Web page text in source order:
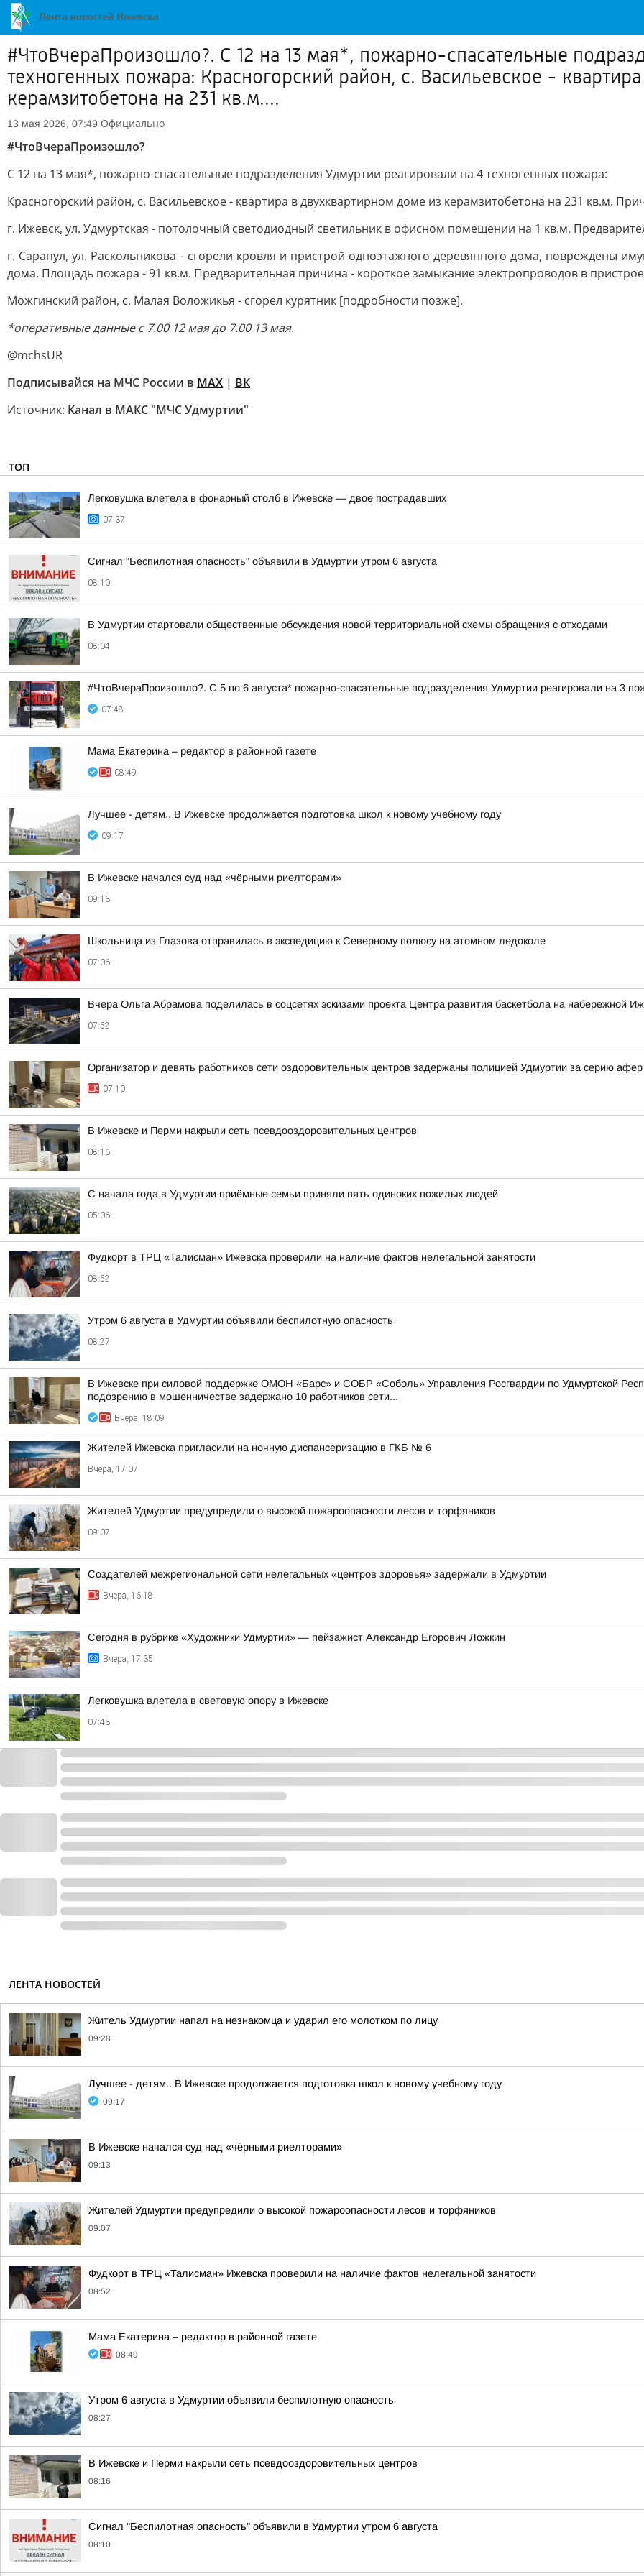
#ЧтоВчераПроизошло?. С 12 на 13 мая*, пожарно-спасательные
техногенных пожара: Красногорский район, с. Васильевское -
керамзитобетона на 231 кв.м....
13 мая 2026, 07:49 Официально
#ЧтоВчераПроизошло?
С 12 на 13 мая*, пожарно-спасательные подразделения Удмуртии реагировали на 4 техногенных пожара:
Красногорский район, с. Васильевское - квартира в двухквартирном доме из керамзитобетона на 231 кв.м.
г. Ижевск, ул. Удмуртская - потолочный светодиодный светильник в офисном помещении на 1 кв.м.
г. Сарапул, ул. Раскольникова - сгорели кровля и пристрой одноэтажного деревянного дома, повреждены
дома. Площадь пожара - 91 кв.м. Предварительная причина - короткое замыкание электропроводов в
Можгинский район, с. Малая Воложикья - сгорел курятник [подробности позже].
*оперативные данные с 7.00 12 мая до 7.00 13 мая.
@mchsUR
Подписывайся на МЧС России в MAX | ВК
Источник: Канал в МАКС "МЧС Удмуртии"
ТОП
Легковушка влетела в фонарный столб в Ижевске — двое пострадавших
07:37
Сигнал "Беспилотная опасность" объявили в Удмуртии утром 6 августа
08:10
В Удмуртии стартовали общественные обсуждения новой территориальной схемы обращения с отходами
08:04
#ЧтоВчераПроизошло?. С 5 по 6 августа* пожарно-спасательные подразделения Удмуртии реагировали на 3
07:48
Мама Екатерина – редактор в районной газете
08:49
Лучшее - детям.. В Ижевске продолжается подготовка школ к новому учебному году
09:17
В Ижевске начался суд над «чёрными риелторами»
09:13
Школьница из Глазова отправилась в экспедицию к Северному полюсу на атомном ледоколе
07:06
Вчера Ольга Абрамова поделилась в соцсетях эскизами проекта Центра развития баскетбола на набережной
07:52
Организатор и девять работников сети оздоровительных центров задержаны полицией Удмуртии за серию афер
07:10
В Ижевске и Перми накрыли сеть псевдооздоровительных центров
08:16
С начала года в Удмуртии приёмные семьи приняли пять одиноких пожилых людей
05:06
Фудкорт в ТРЦ «Талисман» Ижевска проверили на наличие фактов нелегальной занятости
08:52
Утром 6 августа в Удмуртии объявили беспилотную опасность
08:27
В Ижевске при силовой поддержке ОМОН «Барс» и СОБР «Соболь» Управления Росгвардии по Удмуртской
подозрению в мошенничестве задержано 10 работников сети...
Вчера, 18:09
Жителей Ижевска пригласили на ночную диспансеризацию в ГКБ № 6
Вчера, 17:07
Жителей Удмуртии предупредили о высокой пожароопасности лесов и торфяников
09:07
Создателей межрегиональной сети нелегальных «центров здоровья» задержали в Удмуртии
Вчера, 16:18
Сегодня в рубрике «Художники Удмуртии» — пейзажист Александр Егорович Ложкин
Вчера, 17:35
Легковушка влетела в световую опору в Ижевске
07:43
ЛЕНТА НОВОСТЕЙ
Житель Удмуртии напал на незнакомца и ударил его молотком по лицу
09:28
Лучшее - детям.. В Ижевске продолжается подготовка школ к новому учебному году
09:17
В Ижевске начался суд над «чёрными риелторами»
09:13
Жителей Удмуртии предупредили о высокой пожароопасности лесов и торфяников
09:07
Фудкорт в ТРЦ «Талисман» Ижевска проверили на наличие фактов нелегальной занятости
08:52
Мама Екатерина – редактор в районной газете
08:49
Утром 6 августа в Удмуртии объявили беспилотную опасность
08:27
В Ижевске и Перми накрыли сеть псевдооздоровительных центров
08:16
Сигнал "Беспилотная опасность" объявили в Удмуртии утром 6 августа
08:10